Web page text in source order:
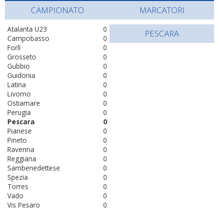
CAMPIONATO
0
Atalanta U23
0
Campobasso
0
Forlì
0
Grosseto
0
Gubbio
0
Guidonia
0
Latina
0
Livorno
0
Ostiamare
0
Perugia
0
Pescara
0
Pianese
0
Pineto
0
Ravenna
0
Reggiana
0
Sambenedettese
0
Spezia
0
Torres
0
Vado
0
Vis Pesaro
MARCATORI
PESCARA